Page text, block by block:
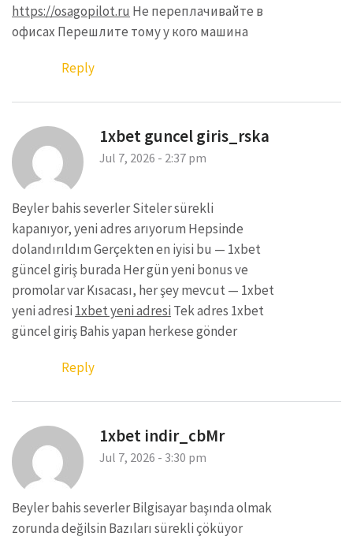
https://osagopilot.ru Не переплачивайте в
офисах Перешлите тому у кого машина
Reply
1xbet guncel giris_rska
Jul 7, 2026 - 2:37 pm
Beyler bahis severler Siteler sürekli
kapanıyor, yeni adres arıyorum Hepsinde
dolandırıldım Gerçekten en iyisi bu — 1xbet
güncel giriş burada Her gün yeni bonus ve
promolar var Kısacası, her şey mevcut — 1xbet
yeni adresi 1xbet yeni adresi Tek adres 1xbet
güncel giriş Bahis yapan herkese gönder
Reply
1xbet indir_cbMr
Jul 7, 2026 - 3:30 pm
Beyler bahis severler Bilgisayar başında olmak
zorunda değilsin Bazıları sürekli çöküyor